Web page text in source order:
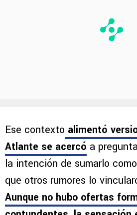
Ese contexto alimentó
Atlante se acercó a
la intención de sumarlo
que otros rumores lo
Aunque no hubo ofertas